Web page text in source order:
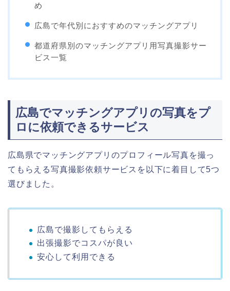
め
広島で年代別におすすめのマッチングアプリ
都道府県別のマッチングアプリ用写真撮影サー
ビス一覧
広島でマッチングアプリの写真をプ
ロに依頼できるサービス
広島県でマッチングアプリのプロフィール写真を撮っ
てもらえる写真撮影依頼サービスを以下に着目して5つ
選びました。
広島で撮影してもらえる
出張撮影でコスパが良い
安心して利用できる